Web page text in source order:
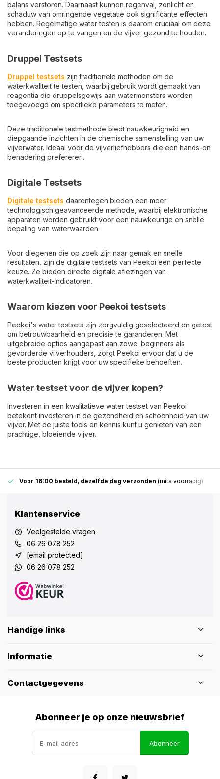
balans verstoren. Daarnaast kunnen regenval, zonlicht en
schaduw van omringende vegetatie ook significante effecten
hebben. Regelmatige water testen is daarom cruciaal om deze
veranderingen op te vangen en de vijver gezond te houden.
Druppel Testsets
Druppel testsets zijn traditionele methoden om de
waterkwaliteit te testen, waarbij gebruik wordt gemaakt van
reagentia die druppelsgewijs aan watermonsters worden
toegevoegd om specifieke parameters te meten.
Deze traditionele testmethode biedt nauwkeurigheid en
diepgaande inzichten in de chemische samenstelling van uw
vijverwater. Ideaal voor de vijverliefhebbers die een hands-on
benadering prefereren.
Digitale Testsets
Digitale testsets daarentegen bieden een meer
technologisch geavanceerde methode, waarbij elektronische
apparaten worden gebruikt voor een nauwkeurige en snelle
bepaling van waterwaarden.
Voor diegenen die op zoek zijn naar gemak en snelle
resultaten, zijn de digitale testsets van Peekoi een perfecte
keuze. Ze bieden directe digitale aflezingen van
waterkwaliteit-indicatoren.
Waarom kiezen voor Peekoi testsets
Peekoi's water testsets zijn zorgvuldig geselecteerd en getest
om betrouwbaarheid en precisie te garanderen. Met
uitgebreide opties aangepast aan zowel beginners als
gevorderde vijverhouders, zorgt Peekoi ervoor dat u de
beste producten krijgt voor uw specifieke behoeften.
Water testset voor de vijver kopen?
Investeren in een kwalitatieve water testset van Peekoi
betekent investeren in de gezondheid en schoonheid van uw
vijver. Met de juiste tools en kennis kunt u genieten van een
prachtige, bloeiende vijver.
Voor 16:00 besteld, dezelfde dag verzonden (mits voorradig)
Klantenservice
Veelgestelde vragen
06 26 078 252
[email protected]
06 26 078 252
Handige links
Informatie
Contactgegevens
Abonneer je op onze nieuwsbrief
Abonneer